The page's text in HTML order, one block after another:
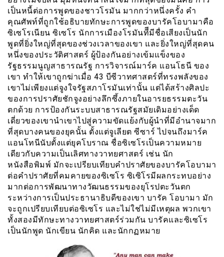
เป็นหนี้ต่อการพูดของชาวโรมัน มากกว่าหนึ่งครั้ง คำ
คุณศัพท์ที่ถูกใช้อธิบายทักษะการพูดของบารัคโอบามาคือ
ซิเซโรเนียน ซิเซโร นักการเมืองโรมันทีีมีชื่อเสียงเป็นนัก
พูดที่ยิ่งใหญ่ที่สุดของช่วงเวลาของเขา และยิ่งใหญ่ที่สุดคน
หนึ่งของประวัติศาสตร์ ผู้ป้องกันอย่างเข้มแข็งของ
รัฐธรรมนูญสาธารณรัฐ การวิจารณ์มาร์ค แอนโธนี ของ
เขา ทำให้เขาถูกฆ่าเมื่อ 43 บีซีวาทศาสตร์ที่ทรงพลังของ
เขาไม่เพียงแต่จูงใจรัฐสภาโรมันเท่านั้น แต่ได้สร้างศิลปะ
ของการปราศัยชักจูงอย่างลึกซึ้งภายในอารยธรรมตะวัน
ตกด้วย การป้องกันระบบสาธารณรัฐสมัยเดิมอย่างเด็ด
เดี่ยวของเขานำเขาไปสู่ความขัดเเย้งกับผู้นำที่มีอำนาจมาก
ที่สุดบางคนของยุคนั้น ตั้งแต่จูเลียต ซีซาร์ ไปจนถึงมาร์ค
แอนโทนีนับตั้งแต่ยุคโบราณ ชื่อซิเซโรเป็นความหมาย
เดียวกับความเป็นเลิศทางวาทยศาสตร์ เช่น นัก
หนังสือพิมพ์ มักจะเปรียบเทียบคำปราศัยของบารัคโอบามา
ต่อคำปราศัยที่คมคายของซิเซโร ซิเซิโรมีผลกระทบอย่าง
มากต่อการพัฒนาทางวัฒนธรรมของยุโรปตะวันตก
ระหว่างการเป็นประธานาธิบดีของเขา บารัค โอบามา มัก
จะถูกเปรียบเทียบต่อซิเซโร และไม่ใช่ไม่มีเหตุผล พวกเขา
ทั้งสองมีทักษะทางวาทยศาสตร์ร่วมกัน บารัคและซิเซโร
เป็นนักพูด นักเขียน นักคิด และนักกฏหมาย